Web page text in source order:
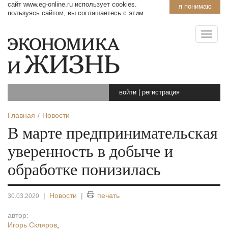
я понимаю
сайт www.eg-online.ru использует cookies.
пользуясь сайтом, вы соглашаетесь с этим.
войти регистрация
Главная Новости
В марте предпринимательская
уверенность в добыче и
обработке понизилась
30.03.2020 | Новости | печать
автор:
Игорь Скляров